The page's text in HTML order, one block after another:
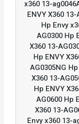
x360 13-
ENVY X360
Hp Envy
AG0300 Hp
X360 13-
Hp ENVY
AG0305NG
X360 13-
Hp ENVY
AG0600 Hp
X360 13-
Envy x360 13-